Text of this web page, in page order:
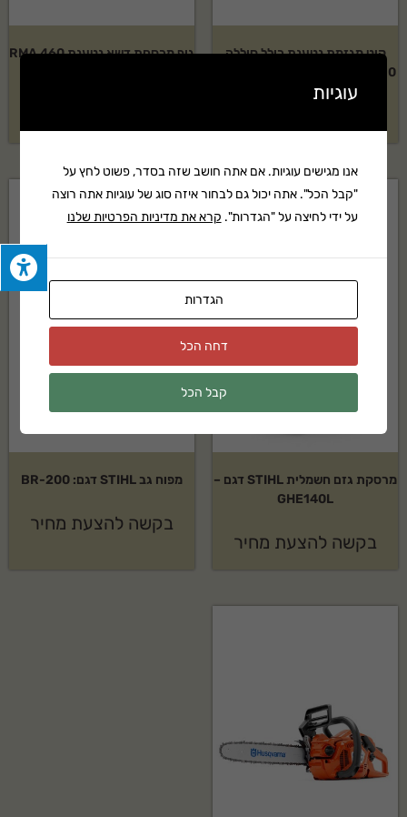
קיט מגזמת נטענת כולל סוללה
AK10 ומטען STIHL דגם: HSA 56
גוף מכסחת דשא נטענת RMA 460
מרסקת גזם חשמלית STIHL דגם –
GHE140L
בקשה להצעת מחיר
מפוח גב STIHL דגם: BR-200
בקשה להצעת מחיר
עוגיות
אנו מגישים עוגיות. אם אתה חושב שזה בסדר, פשוט לחץ על
"קבל הכל". אתה יכול גם לבחור איזה סוג של עוגיות אתה רוצה
על ידי לחיצה על "הגדרות". קרא את מדיניות הפרטיות שלנו
הגדרות
דחה הכל
קבל הכל